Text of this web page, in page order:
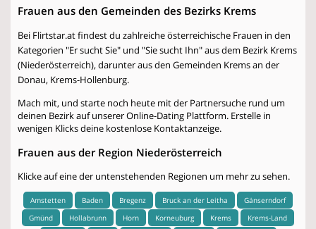
Frauen aus den Gemeinden des Bezirks Krems
Bei Flirtstar.at findest du zahlreiche österreichische Frauen in den
Kategorien "Er sucht Sie" und "Sie sucht Ihn" aus dem Bezirk Krems
(Niederösterreich), darunter aus den Gemeinden Krems an der
Donau, Krems-Hollenburg.
Mach mit, und starte noch heute mit der Partnersuche rund um
deinen Bezirk auf unserer Online-Dating Plattform. Erstelle in
wenigen Klicks deine kostenlose Kontaktanzeige.
Frauen aus der Region Niederösterreich
Klicke auf eine der untenstehenden Regionen um mehr zu sehen.
Amstetten Baden Bregenz Bruck an der Leitha
Gänserndorf
Gmünd
Hollabrunn Horn Korneuburg Krems
Krems-Land